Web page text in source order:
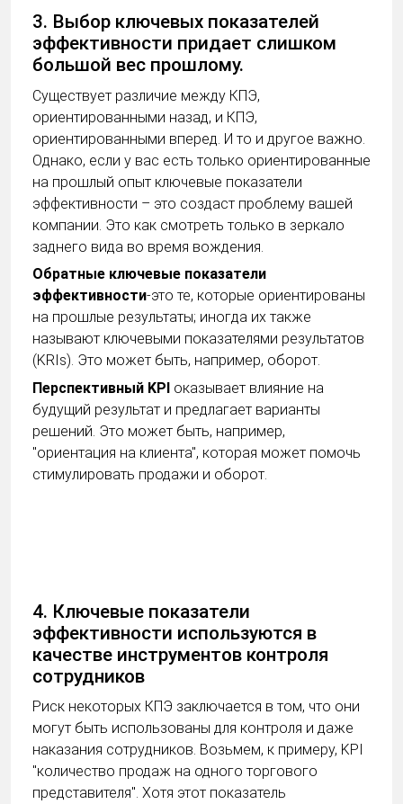
3. Выбор ключевых показателей
эффективности придает слишком
большой вес прошлому.
Существует различие между КПЭ,
ориентированными назад, и КПЭ,
ориентированными вперед. И то и другое важно.
Однако, если у вас есть только ориентированные
на прошлый опыт ключевые показатели
эффективности – это создаст проблему вашей
компании. Это как смотреть только в зеркало
заднего вида во время вождения.
Обратные ключевые показатели
эффективности-это те, которые ориентированы
на прошлые результаты; иногда их также
называют ключевыми показателями результатов
(KRIs). Это может быть, например, оборот.
Перспективный KPI оказывает влияние на
будущий результат и предлагает варианты
решений. Это может быть, например,
"ориентация на клиента", которая может помочь
стимулировать продажи и оборот.
4. Ключевые показатели
эффективности используются в
качестве инструментов контроля
сотрудников
Риск некоторых КПЭ заключается в том, что они
могут быть использованы для контроля и даже
наказания сотрудников. Возьмем, к примеру, KPI
"количество продаж на одного торгового
представителя". Хотя этот показатель